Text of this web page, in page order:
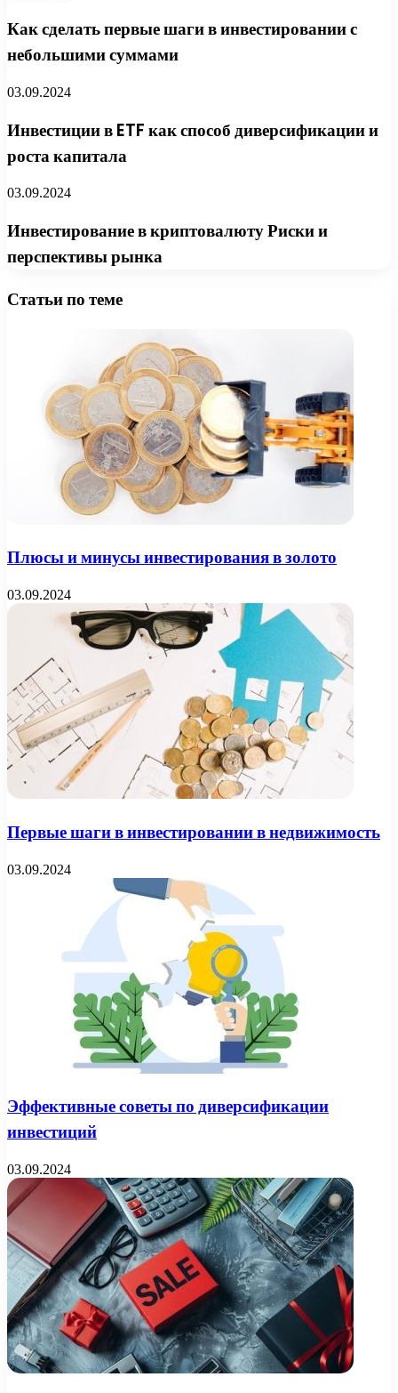
Как сделать первые шаги в инвестировании с
небольшими суммами
03.09.2024
Инвестиции в ETF как способ диверсификации и
роста капитала
03.09.2024
Инвестирование в криптовалюту Риски и
перспективы рынка
Статьи по теме
Плюсы и минусы инвестирования в золото
03.09.2024
Первые шаги в инвестировании в недвижимость
03.09.2024
Эффективные советы по диверсификации
инвестиций
03.09.2024